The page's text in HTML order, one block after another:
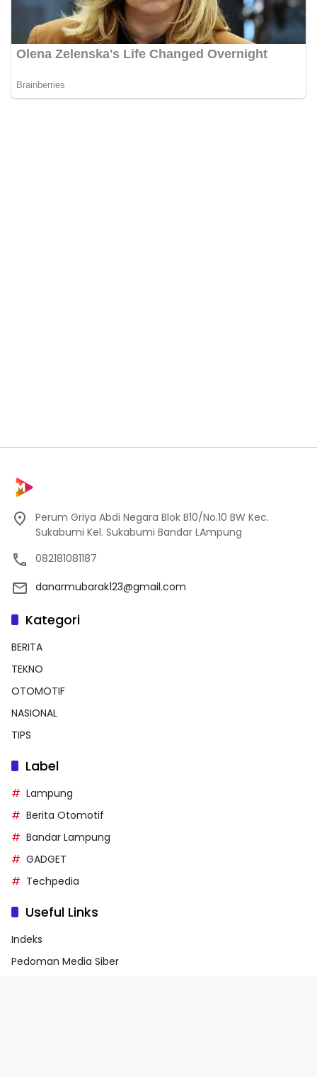
Perum Griya Abdi Negara Blok B10/No.10 BW Kec.
Sukabumi Kel. Sukabumi Bandar LAmpung
082181081187
danarmubarak123@gmail.com
Kategori
BERITA
TEKNO
OTOMOTIF
NASIONAL
TIPS
Label
Lampung
Berita Otomotif
Bandar Lampung
GADGET
Techpedia
Useful Links
Indeks
Pedoman Media Siber